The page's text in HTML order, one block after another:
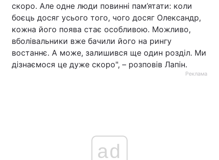
скоро. Але одне люди повинні пам’ятати: коли
боєць досяг усього того, чого досяг Олександр,
кожна його поява стає особливою. Можливо,
вболівальники вже бачили його на рингу
востаннє. А може, залишився ще один розділ. Ми
дізнаємося це дуже скоро", – розповів Лапін.
Реклама
ad